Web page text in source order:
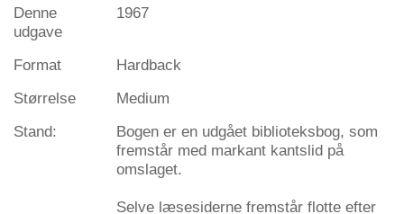
Denne
udgave
1967
Format
Hardback
Størrelse
Medium
Stand:
Bogen er en udgået biblioteksbog, som
fremstår med markant kantslid på
omslaget.
Selve læsesiderne fremstår flotte efter